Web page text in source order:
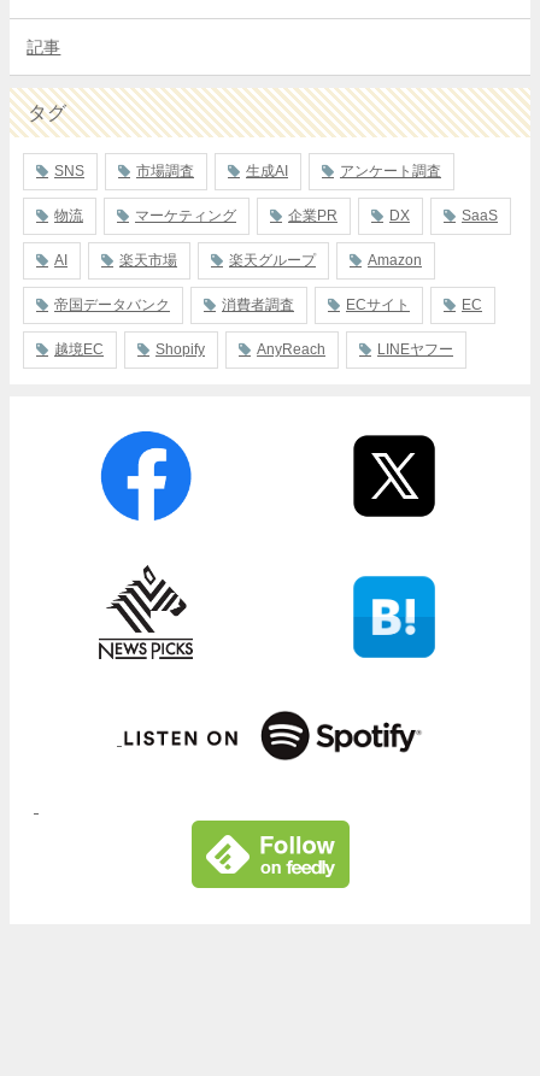
記事
タグ
SNS 市場調査 生成AI アンケート調査
物流 マーケティング 企業PR DX SaaS
AI 楽天市場 楽天グループ Amazon
帝国データバンク 消費者調査 ECサイト EC
越境EC Shopify AnyReach LINEヤフー